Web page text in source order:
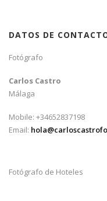
DATOS DE
Fotógrafo
Carlos Castro
Málaga
Mobile: +34652837198
Email:
Fotógrafo de Hoteles